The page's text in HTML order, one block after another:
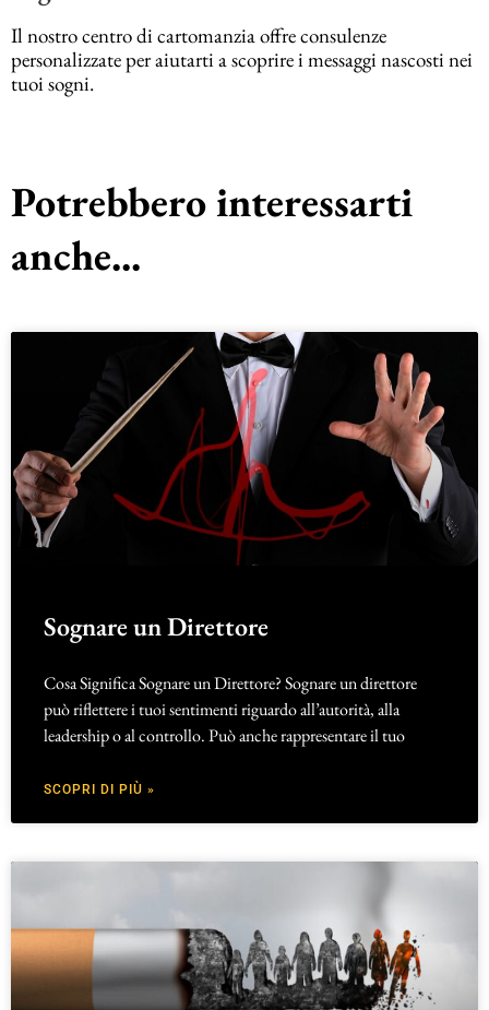
Il nostro centro di cartomanzia offre consulenze
personalizzate per aiutarti a scoprire i messaggi nascosti nei
tuoi sogni.
Potrebbero interessarti
anche...
Sognare un Direttore
Cosa Significa Sognare un Direttore? Sognare un direttore
può riflettere i tuoi sentimenti riguardo all’autorità, alla
leadership o al controllo. Può anche rappresentare il tuo
SCOPRI DI PIÙ »